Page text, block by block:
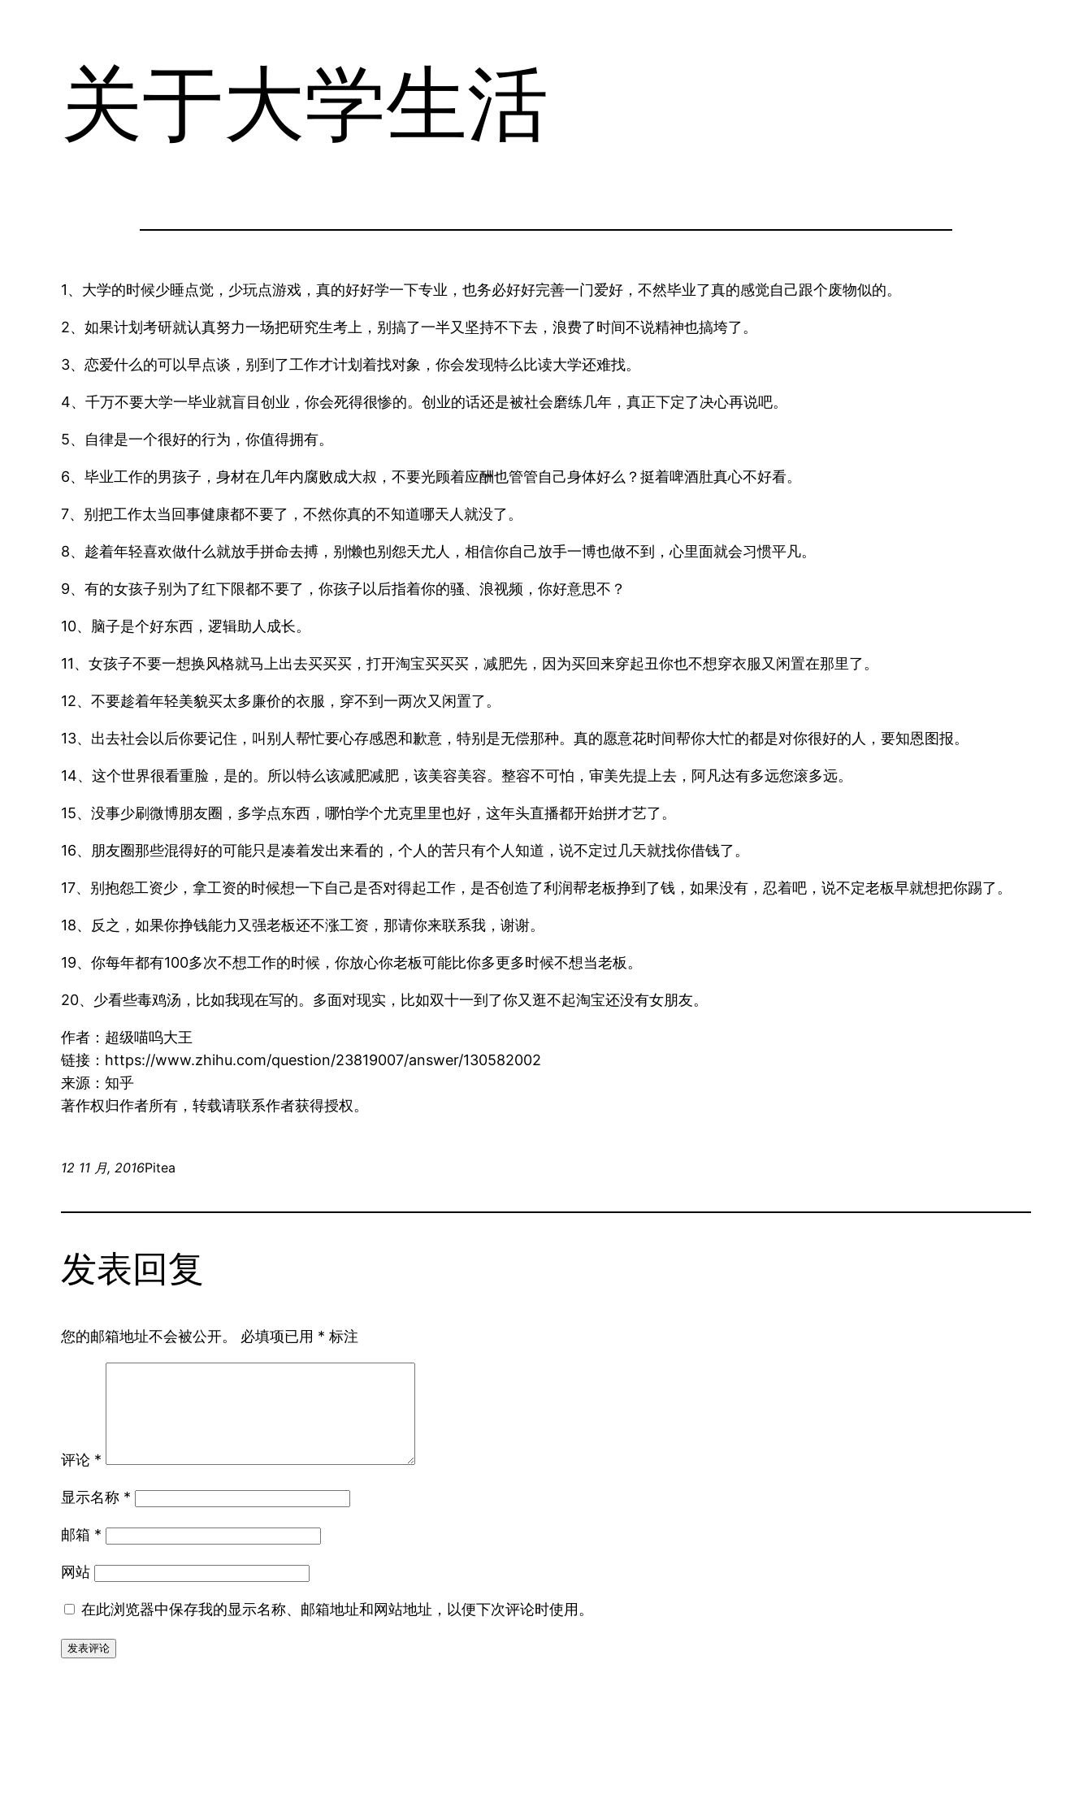
关于大学生活
1、大学的时候少睡点觉，少玩点游戏，真的好好学一下专业，也务必好好完善一门爱好，不然毕业了真的感觉自己跟个废物似的。
2、如果计划考研就认真努力一场把研究生考上，别搞了一半又坚持不下去，浪费了时间不说精神也搞垮了。
3、恋爱什么的可以早点谈，别到了工作才计划着找对象，你会发现特么比读大学还难找。
4、千万不要大学一毕业就盲目创业，你会死得很惨的。创业的话还是被社会磨练几年，真正下定了决心再说吧。
5、自律是一个很好的行为，你值得拥有。
6、毕业工作的男孩子，身材在几年内腐败成大叔，不要光顾着应酬也管管自己身体好么？挺着啤酒肚真心不好看。
7、别把工作太当回事健康都不要了，不然你真的不知道哪天人就没了。
8、趁着年轻喜欢做什么就放手拼命去搏，别懒也别怨天尤人，相信你自己放手一博也做不到，心里面就会习惯平凡。
9、有的女孩子别为了红下限都不要了，你孩子以后指着你的骚、浪视频，你好意思不？
10、脑子是个好东西，逻辑助人成长。
11、女孩子不要一想换风格就马上出去买买买，打开淘宝买买买，减肥先，因为买回来穿起丑你也不想穿衣服又闲置在那里了。
12、不要趁着年轻美貌买太多廉价的衣服，穿不到一两次又闲置了。
13、出去社会以后你要记住，叫别人帮忙要心存感恩和歉意，特别是无偿那种。真的愿意花时间帮你大忙的都是对你很好的人，要知恩图报。
14、这个世界很看重脸，是的。所以特么该减肥减肥，该美容美容。整容不可怕，审美先提上去，阿凡达有多远您滚多远。
15、没事少刷微博朋友圈，多学点东西，哪怕学个尤克里里也好，这年头直播都开始拼才艺了。
16、朋友圈那些混得好的可能只是凑着发出来看的，个人的苦只有个人知道，说不定过几天就找你借钱了。
17、别抱怨工资少，拿工资的时候想一下自己是否对得起工作，是否创造了利润帮老板挣到了钱，如果没有，忍着吧，说不定老板早就想把你踢了。
18、反之，如果你挣钱能力又强老板还不涨工资，那请你来联系我，谢谢。
19、你每年都有100多次不想工作的时候，你放心你老板可能比你多更多时候不想当老板。
20、少看些毒鸡汤，比如我现在写的。多面对现实，比如双十一到了你又逛不起淘宝还没有女朋友。
作者：超级喵呜大王
链接：https://www.zhihu.com/question/23819007/answer/130582002
来源：知乎
著作权归作者所有，转载请联系作者获得授权。
12 11 月, 2016Pitea
发表回复
您的邮箱地址不会被公开。 必填项已用 * 标注
评论 *
显示名称 *
邮箱 *
网站
在此浏览器中保存我的显示名称、邮箱地址和网站地址，以便下次评论时使用。